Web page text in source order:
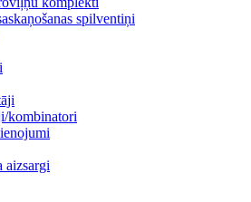
spilventiņi
kombinatori
aizsargi